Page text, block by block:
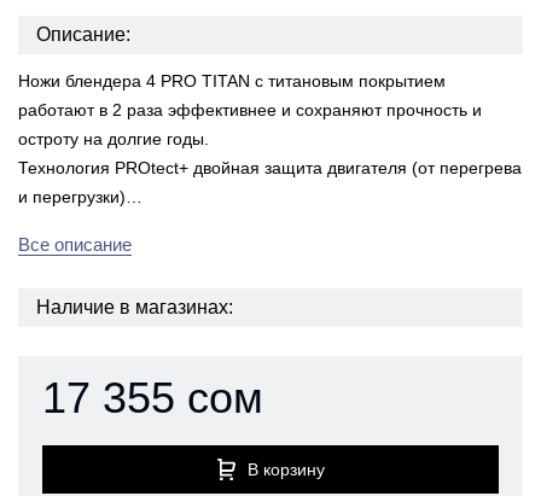
Описание:
Ножи блендера 4 PRO TITAN с титановым покрытием
работают в 2 раза эффективнее и сохраняют прочность и
остроту на долгие годы.
Технология PROtect+ двойная защита двигателя (от перегрева
и перегрузки)…
Все описание
Наличие в магазинах:
17 355 сом
В корзину